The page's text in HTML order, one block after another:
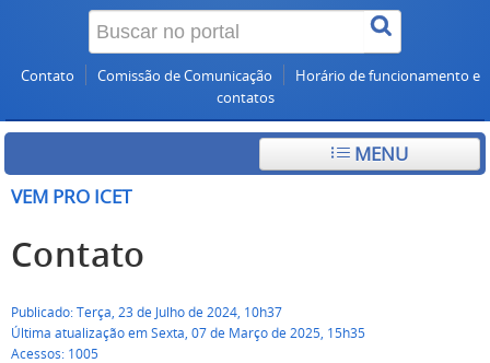
Contato Comissão de Comunicação
Horário de funcionamento e
contatos
MENU
VEM PRO ICET
Contato
Publicado: Terça, 23 de Julho de 2024, 10h37
Última atualização em Sexta, 07 de Março de 2025, 15h35
Acessos: 1005